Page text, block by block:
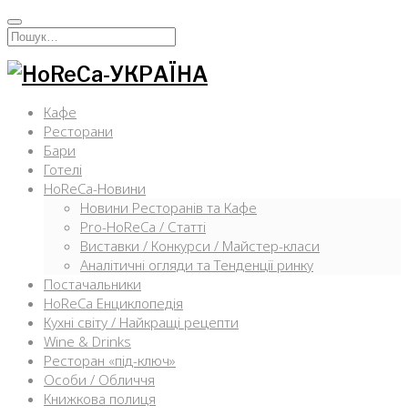
Перейти
кИскать:
Кафе
Ресторани
Бари
Готелі
HoReCa-Новини
Новини Ресторанів та Кафе
Pro-HoReCa / Статті
Виставки / Конкурси / Майстер-класи
Аналітичні огляди та Тенденції ринку
Постачальники
HoReCa Енциклопедія
Кухні світу / Найкращі рецепти
Wine & Drinks
Ресторан «під-ключ»
Особи / Обличчя
Книжкова полиця